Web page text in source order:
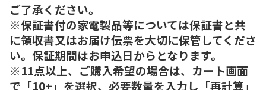
ご了承ください。
※保証書付の家電製品等については保証書と共
に領収書又はお届け伝票を大切に保管してくださ
い。保証期間はお申込日からとなります。
※11点以上、ご購入希望の場合は、カート画面
で「10+」を選択、必要数量を入力し「再計算」